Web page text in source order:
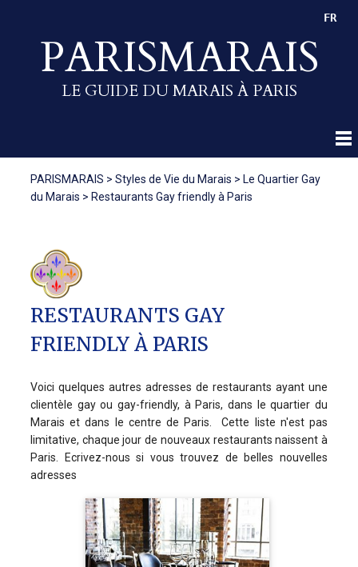
PARISMARAIS
LE GUIDE DU MARAIS À PARIS
FR
PARISMARAIS > Styles de Vie du Marais > Le Quartier Gay
du Marais > Restaurants Gay friendly à Paris
RESTAURANTS GAY
FRIENDLY À PARIS
Voici quelques autres adresses de restaurants ayant une
clientèle gay ou gay-friendly, à Paris, dans le quartier du
Marais et dans le centre de Paris. Cette liste n'est pas
limitative, chaque jour de nouveaux restaurants naissent à
Paris. Ecrivez-nous si vous trouvez de belles nouvelles
adresses